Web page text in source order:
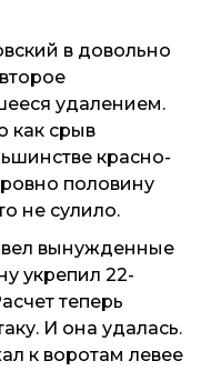
в довольно
удалением.
как срыв
красно-
половину
не сулило.
вынужденные
укрепил 22-
теперь
И она удалась.
к воротам левее